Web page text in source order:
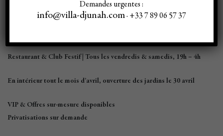
Souvenirs inoubliables, chaque week-
Restaurant & Club Festif| Tous les vendredis & samedis, 19h – 4h
En intérieur tout le mois d’avril, ouverture des jardins le 30 avril
VIP & Offres sur-mesure disponibles
Privatisations sur demande
Demandes urgentes :
info@villa-djunah.com· +33 7 89 06 57 37